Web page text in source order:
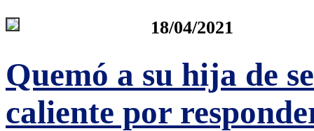
18/04/2021
Quemó a su hija de
caliente por